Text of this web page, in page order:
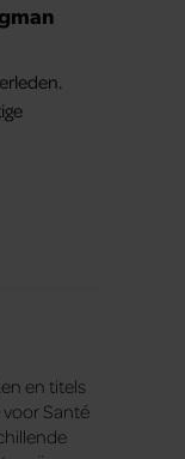
en titels
Santé